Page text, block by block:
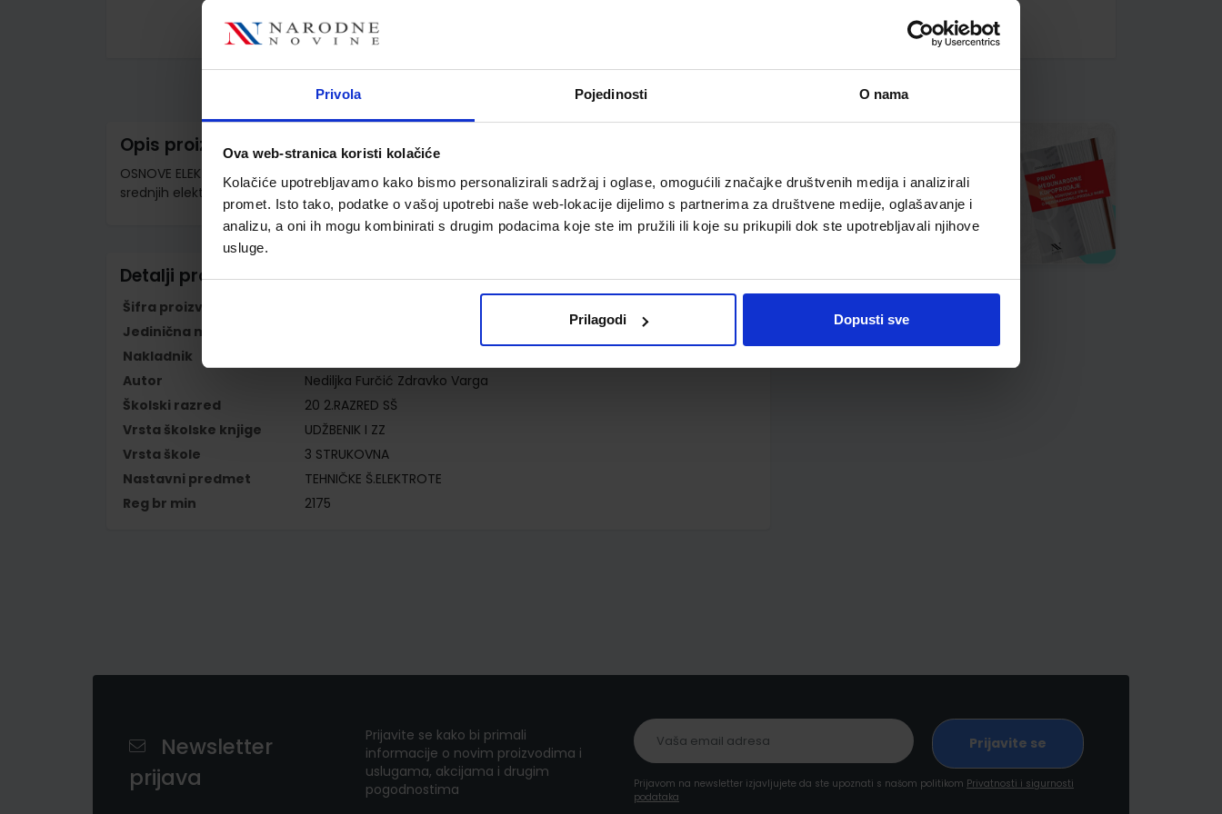
Privola Pojedinosti O nama
Ova web-stranica koristi kolačiće
Kolačiće upotrebljavamo kako bismo personalizirali sadržaj i oglase, omogućili značajke društvenih medija i analizirali
promet. Isto tako, podatke o vašoj upotrebi naše web-lokacije dijelimo s partnerima za društvene medije, oglašavanje i
analizu, a oni ih mogu kombinirati s drugim podacima koje ste im pružili ili koje su prikupili dok ste upotrebljavali njihove
usluge.
Prilagodi Dopusti sve
gallery
Opis proizvoda
OSNOVE ELEKTROTEHNIKE 2; udžbenik i zbirka zadataka s multimedijskim sadržajem za 2. razred
srednjih elektrotehničkih škola
Detalji proizvoda
Šifra proizvoda
Jedinična mjera
Nakladnik
Autor
Nediljka Furčić Zdravko Varga
Školski razred
20 2.RAZRED SŠ
Vrsta školske knjige
UDŽBENIK I ZZ
Vrsta škole
3 STRUKOVNA
Nastavni predmet
TEHNIČKE Š.ELEKTROTE
Reg br min
2175
Newsletter
prijava
Prijavite se kako bi primali
informacije o novim proizvodima i
uslugama, akcijama i drugim
pogodnostima
Prijavom na newsletter izjavljujete da ste upoznati s našom politikom Privatnosti i sigurnosti
podataka